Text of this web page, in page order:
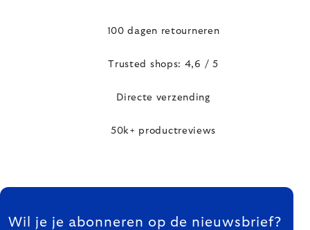
100 dagen retourneren
Trusted shops: 4,6 / 5
Directe verzending
50k+ productreviews
FOOTER
Wil je je abonneren op de nieuwsbrief?